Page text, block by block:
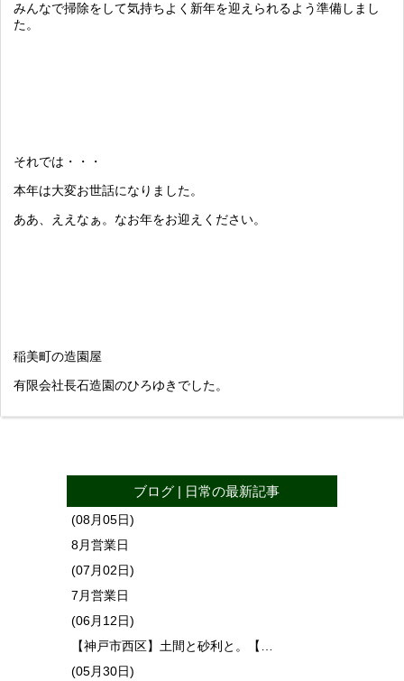
みんなで掃除をして気持ちよく新年を迎えられるよう準備しまし
た。
それでは・・・
本年は大変お世話になりました。
ああ、ええなぁ。なお年をお迎えください。
稲美町の造園屋
有限会社長石造園のひろゆきでした。
ブログ | 日常の最新記事
(08月05日)
8月営業日
(07月02日)
7月営業日
(06月12日)
【神戸市西区】土間と砂利と。【…
(05月30日)